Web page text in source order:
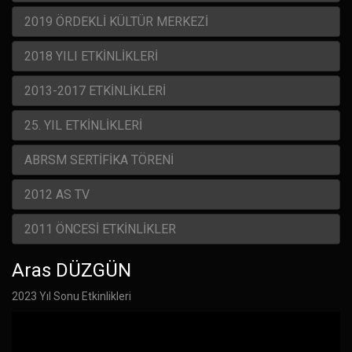
2019 ÖRDEKLİ KÜLTÜR MERKEZİ
2018 YILI ETKİNLİKLERİ
2013-2017 ETKİNLİKLERİ
25. YIL ETKİNLİKLERİ
ABRSM SERTİFİKA TÖRENİ
2012 AS TV
2011 ÖNCESİ ETKİNLİKLER
Aras DÜZGÜN
2023 Yıl Sonu Etkinlikleri